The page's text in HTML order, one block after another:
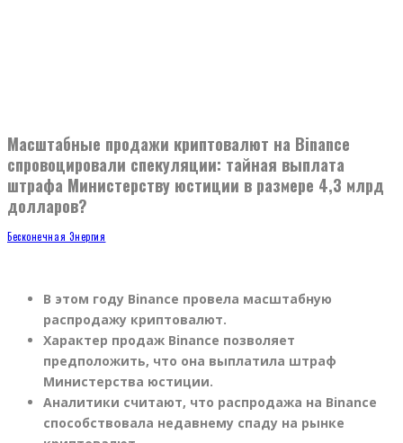
Масштабные продажи криптовалют на Binance
спровоцировали спекуляции: тайная выплата
штрафа Министерству юстиции в размере 4,3 млрд
долларов?
Бесконечная Энергия
В этом году Binance провела масштабную
распродажу криптовалют.
Характер продаж Binance позволяет
предположить, что она выплатила штраф
Министерства юстиции.
Аналитики считают, что распродажа на Binance
способствовала недавнему спаду на рынке